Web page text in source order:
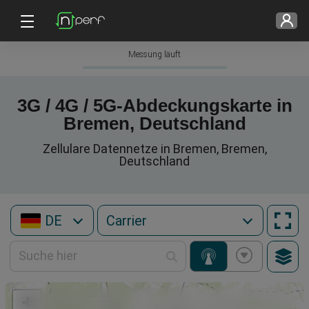
Messung läuft
3G / 4G / 5G-Abdeckungskarte in
Bremen, Deutschland
Zellulare Datennetze in Bremen, Bremen,
Deutschland
DE